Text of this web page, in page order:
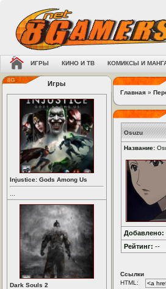
ИГРЫ КИНО И ТВ КОМИКСЫ И
Игры
Injustice: Gods Among Us
Dark Souls 2
Главная »
Osuzu
Название:
Добавлено:
Рейтинг: --
Ссылки
HTML: